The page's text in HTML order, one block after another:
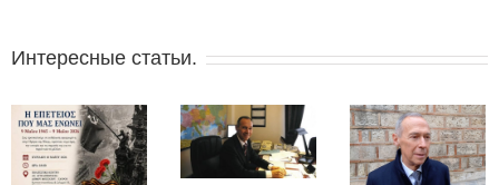
Интересные статьи.